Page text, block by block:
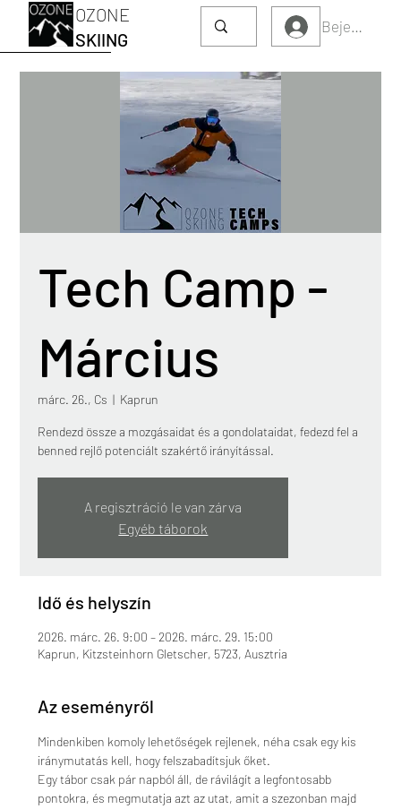
OZONE
SKIING
Tech Camp -
Március
márc. 26., Cs
  |
Kaprun
Rendezd össze a mozgásaidat és a gondolataidat, fedezd fel a
benned rejlő potenciált szakértő irányítással.
A regisztráció le van zárva
Egyéb táborok
Idő és helyszín
2026. márc. 26. 9:00 – 2026. márc. 29. 15:00
Kaprun, Kitzsteinhorn Gletscher, 5723, Ausztria
Az eseményről
Mindenkiben komoly lehetőségek rejlenek, néha csak egy kis
iránymutatás kell, hogy felszabadítsjuk őket.
Egy tábor csak pár napból áll, de rávilágít a legfontosabb
pontokra, és megmutatja azt az utat, amit a szezonban majd